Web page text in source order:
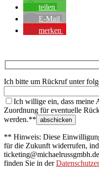
teilen
E-Mail
merken
Ich bitte um Rückruf unter
Ich willige ein, dass meine
Zuordnung für eventuelle
werden.**
** Hinweis: Diese
für die Zukunft widerrufen,
finden Sie in der